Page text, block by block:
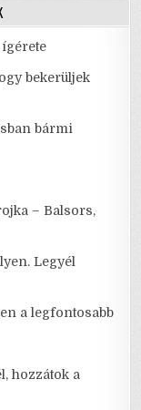
bekerüljek
bármi
– Balsors,
Legyél
a legfontosabb
hozzátok a